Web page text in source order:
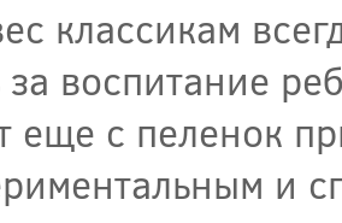
классикам
за воспитание
еще с пеленок
и